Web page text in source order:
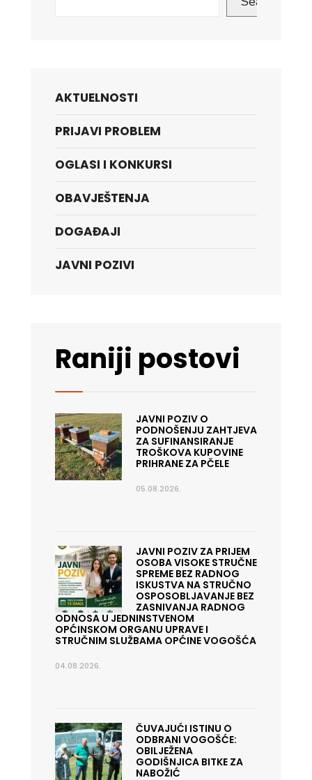
AKTUELNOSTI
PRIJAVI PROBLEM
OGLASI I KONKURSI
OBAVJEŠTENJA
DOGAĐAJI
JAVNI POZIVI
Raniji postovi
JAVNI POZIV O
PODNOŠENJU ZAHTJEVA
ZA SUFINANSIRANJE
TROŠKOVA KUPOVINE
PRIHRANE ZA PČELE
05.08.2026.
JAVNI POZIV ZA PRIJEM
OSOBA VISOKE STRUČNE
SPREME BEZ RADNOG
ISKUSTVA NA STRUČNO
OSPOSOBLJAVANJE BEZ
ZASNIVANJA RADNOG
ODNOSA U JEDNINSTVENOM
OPĆINSKOM ORGANU UPRAVE I
STRUČNIM SLUŽBAMA OPĆINE VOGOŠĆA
04.08.2026.
ČUVAJUĆI ISTINU O
ODBRANI VOGOŠĆE:
OBILJEŽENA
GODIŠNJICA BITKE ZA
NABOŽIĆ